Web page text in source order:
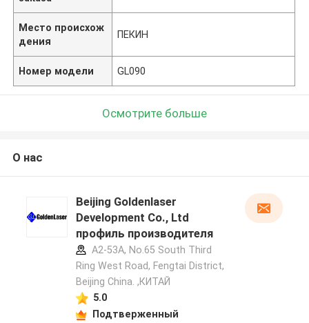
Место происхож
дения
ПЕКИН
Номер модели GL090
Осмотрите больше
О нас
Beijing Goldenlaser
Development Co., Ltd
профиль производителя
A2-53A, No.65 South Third
Ring West Road, Fengtai District,
Beijing China. ,КИТАЙ
5.0
Подтверженный